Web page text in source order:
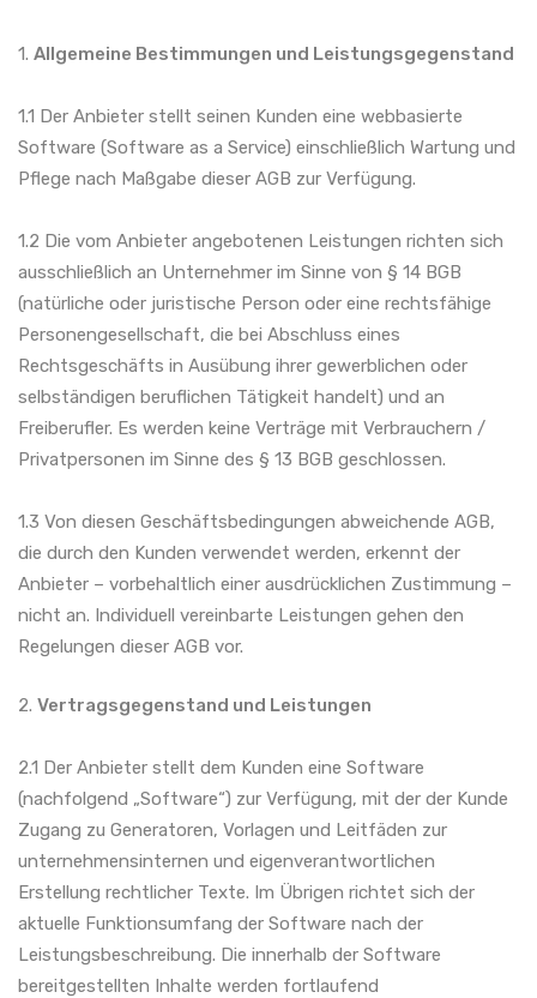
1. Allgemeine Bestimmungen und Leistungsgegenstand
1.1 Der Anbieter stellt seinen Kunden eine webbasierte
Software (Software as a Service) einschließlich Wartung und
Pflege nach Maßgabe dieser AGB zur Verfügung.
1.2 Die vom Anbieter angebotenen Leistungen richten sich
ausschließlich an Unternehmer im Sinne von § 14 BGB
(natürliche oder juristische Person oder eine rechtsfähige
Personengesellschaft, die bei Abschluss eines
Rechtsgeschäfts in Ausübung ihrer gewerblichen oder
selbständigen beruflichen Tätigkeit handelt) und an
Freiberufler. Es werden keine Verträge mit Verbrauchern /
Privatpersonen im Sinne des § 13 BGB geschlossen.
1.3 Von diesen Geschäftsbedingungen abweichende AGB,
die durch den Kunden verwendet werden, erkennt der
Anbieter – vorbehaltlich einer ausdrücklichen Zustimmung –
nicht an. Individuell vereinbarte Leistungen gehen den
Regelungen dieser AGB vor.
2. Vertragsgegenstand und Leistungen
2.1 Der Anbieter stellt dem Kunden eine Software
(nachfolgend „Software“) zur Verfügung, mit der der Kunde
Zugang zu Generatoren, Vorlagen und Leitfäden zur
unternehmensinternen und eigenverantwortlichen
Erstellung rechtlicher Texte. Im Übrigen richtet sich der
aktuelle Funktionsumfang der Software nach der
Leistungsbeschreibung. Die innerhalb der Software
bereitgestellten Inhalte werden fortlaufend